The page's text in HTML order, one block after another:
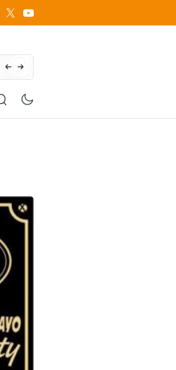
How does writing influence your personal